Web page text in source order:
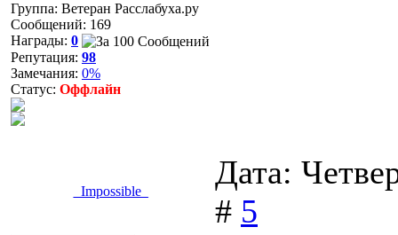
Группа: Ветеран Расслабуха.ру
Сообщений: 169
Награды: 0
Репутация: 98
Замечания: 0%
Статус: Оффлайн
_Impossible_
Дата:
# 5